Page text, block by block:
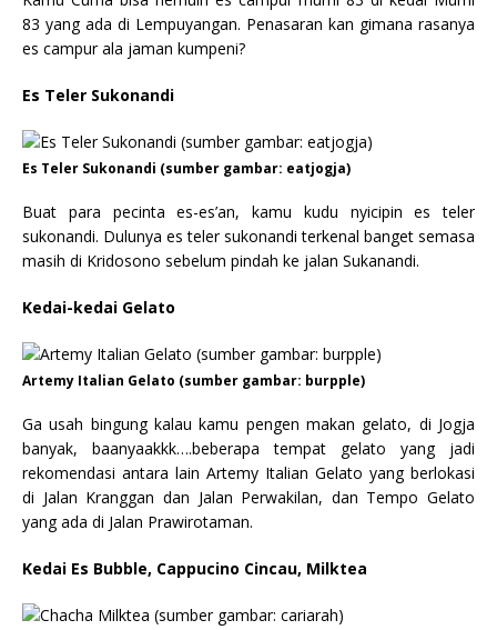
83 yang ada di Lempuyangan. Penasaran kan gimana rasanya
es campur ala jaman kumpeni?
Es Teler Sukonandi
Es Teler Sukonandi (sumber gambar: eatjogja)
Buat para pecinta es-es’an, kamu kudu nyicipin es teler
sukonandi. Dulunya es teler sukonandi terkenal banget semasa
masih di Kridosono sebelum pindah ke jalan Sukanandi.
Kedai-kedai Gelato
Artemy Italian Gelato (sumber gambar: burpple)
Ga usah bingung kalau kamu pengen makan gelato, di Jogja
banyak, baanyaakkk….beberapa tempat gelato yang jadi
rekomendasi antara lain Artemy Italian Gelato yang berlokasi
di Jalan Kranggan dan Jalan Perwakilan, dan Tempo Gelato
yang ada di Jalan Prawirotaman.
Kedai Es Bubble, Cappucino Cincau, Milktea